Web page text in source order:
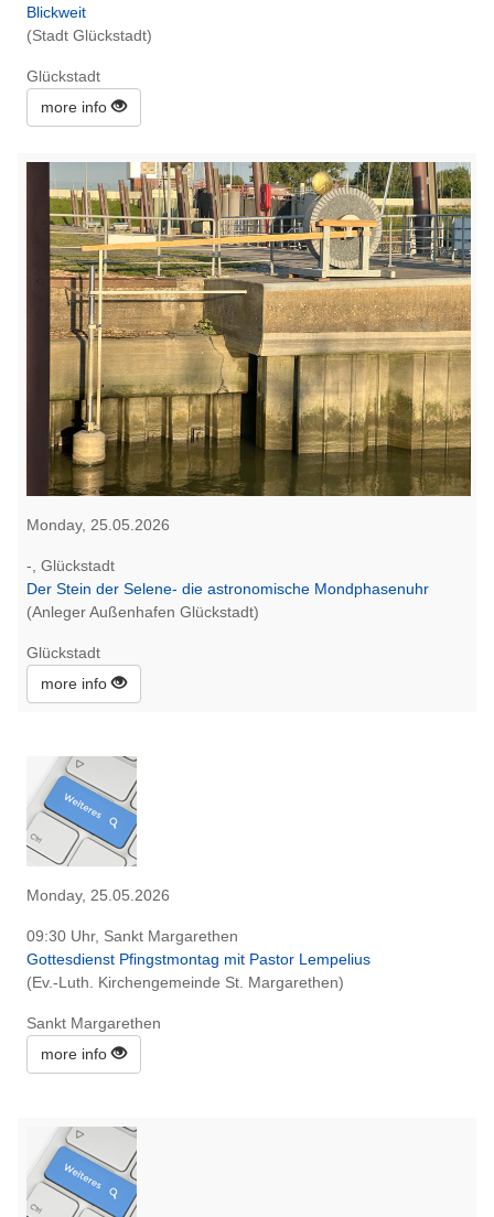
Blickweit
(Stadt Glückstadt)
Glückstadt
more info
Monday, 25.05.2026
-, Glückstadt
Der Stein der Selene- die astronomische Mondphasenuhr
(Anleger Außenhafen Glückstadt)
Glückstadt
more info
Monday, 25.05.2026
09:30 Uhr, Sankt Margarethen
Gottesdienst Pfingstmontag mit Pastor Lempelius
(Ev.-Luth. Kirchengemeinde St. Margarethen)
Sankt Margarethen
more info